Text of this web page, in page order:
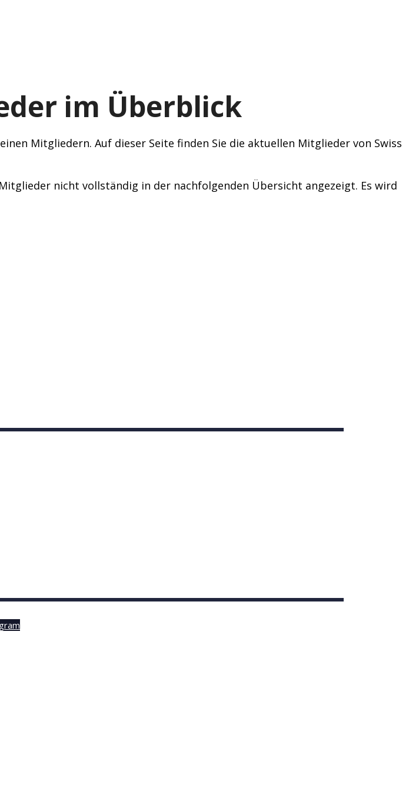
im Überblick
Mitgliedern. Auf dieser Seite finden Sie die aktuellen Mitglieder von Swiss
nicht vollständig in der nachfolgenden Übersicht angezeigt. Es wird